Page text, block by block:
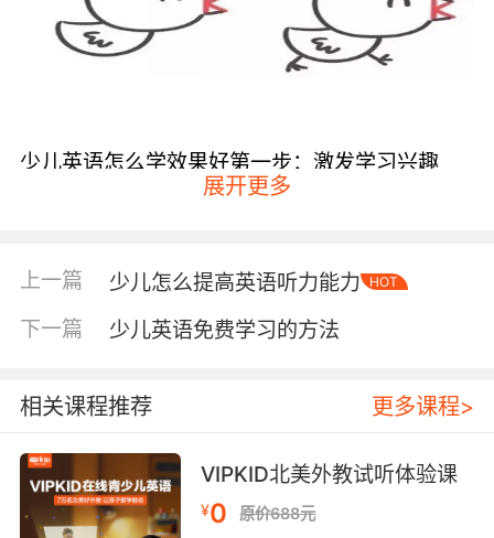
少儿英语怎么学效果好第一步：激发学习兴趣
到了英语。比如喜欢看动画片的孩子可以给他们
播放一些英文动画，喜欢画画的孩子们可以给他
们提供一些英文相关的绘本模仿，喜欢听音乐的
能带来比较可观的学习效果。
少儿英语怎么学效果好第二步：亲子互动教学
展开更多
上一篇 少儿怎么提高英语听力能力 HOT
下一篇 少儿英语免费学习的方法
相关课程推荐 更多课程>
VIPKID北美外教试听体验课
¥0 原价688元